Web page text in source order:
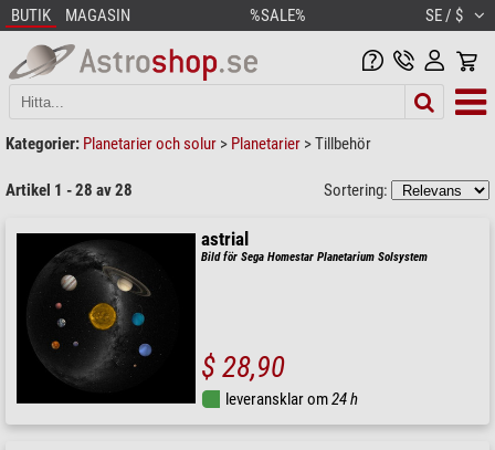
BUTIK MAGASIN %SALE% SE / $
Kategorier: Planetarier och solur > Planetarier >Tillbehör
Artikel 1 - 28 av 28 Sortering:
astrial
Bild för Sega Homestar Planetarium Solsystem
$ 28,90
leveransklar om24 h